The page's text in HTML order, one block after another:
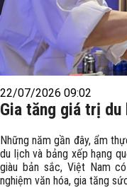
22/07/2026 09:02
Gia tăng giá trị
Những năm gần đây, ẩm
du lịch và bảng xếp hạng
giàu bản sắc, Việt Nam
nghiệm văn hóa, gia tăng